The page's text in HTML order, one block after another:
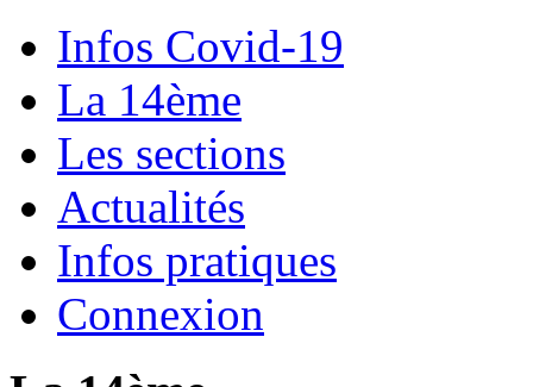
Infos Covid-19
La 14ème
Les sections
Actualités
Infos pratiques
Connexion